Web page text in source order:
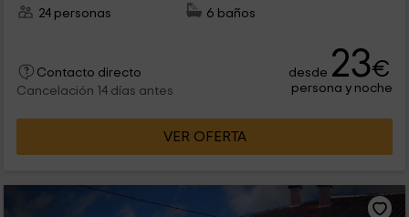
24 personas
6 baños
Contacto directo
Cancelación 14 días antes
desde 23€
persona y noche
VER OFERTA